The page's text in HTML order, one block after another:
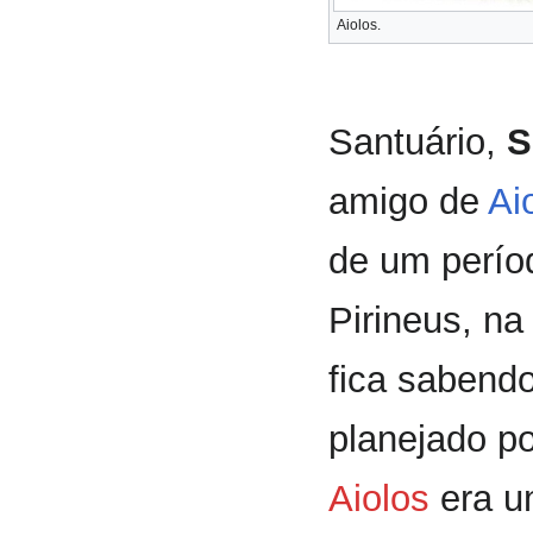
Aiolos.
Santuário,
amigo de
de um
Pirineus,
fica
planejado
Aiolos era